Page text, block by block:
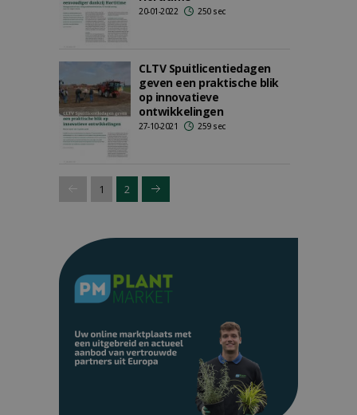
20-01-2022 250 sec
CLTV Spuitlicentiedagen
geven een praktische blik
op innovatieve
ontwikkelingen
27-10-2021 259 sec
1 2